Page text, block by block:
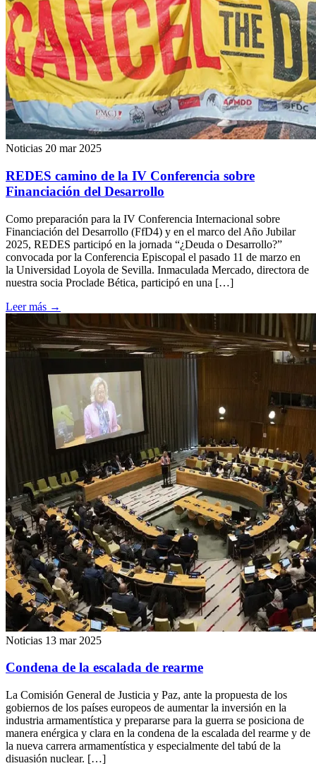
Noticias 20 mar 2025
REDES camino de la IV Conferencia sobre
Financiación del Desarrollo
Como preparación para la IV Conferencia Internacional sobre
Financiación del Desarrollo (FfD4) y en el marco del Año Jubilar
2025, REDES participó en la jornada “¿Deuda o Desarrollo?”
convocada por la Conferencia Episcopal el pasado 11 de marzo en
la Universidad Loyola de Sevilla. Inmaculada Mercado, directora de
nuestra socia Proclade Bética, participó en una […]
Leer más →
Noticias 13 mar 2025
Condena de la escalada de rearme
La Comisión General de Justicia y Paz, ante la propuesta de los
gobiernos de los países europeos de aumentar la inversión en la
industria armamentística y prepararse para la guerra se posiciona de
manera enérgica y clara en la condena de la escalada del rearme y de
la nueva carrera armamentística y especialmente del tabú de la
disuasión nuclear. […]